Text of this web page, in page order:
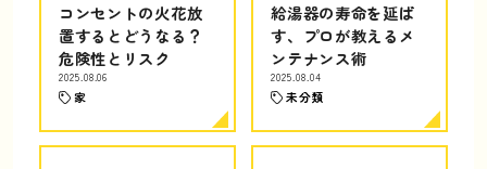
コンセントの火花放
置するとどうなる？
危険性とリスク
2025.08.06
家
給湯器の寿命を延ば
す、プロが教えるメ
ンテナンス術
2025.08.04
未分類